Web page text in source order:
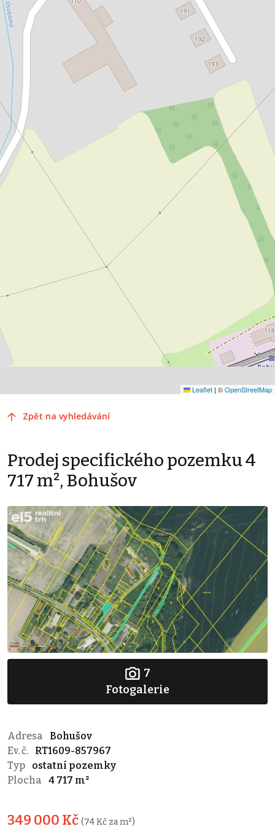
Leaflet | ©OpenStreetMap
Zpět na vyhledávání
Prodej specifického pozemku 4
717 m², Bohušov
7
Fotogalerie
Adresa
Bohušov
Ev. č.
RT1609-857967
Typ
ostatní pozemky
Plocha
4 717 m²
349 000 Kč (74 Kč za m²)